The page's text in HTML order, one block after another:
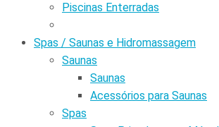
Piscinas Enterradas
Spas / Saunas e Hidromassagem
Saunas
Saunas
Acessórios para Saunas
Spas